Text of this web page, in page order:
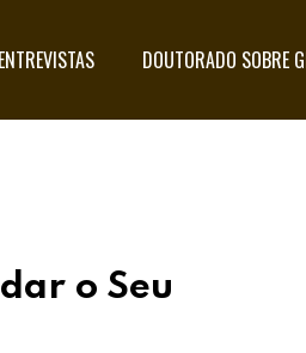
ENTREVISTAS DOUTORADO SOBRE
o Seu